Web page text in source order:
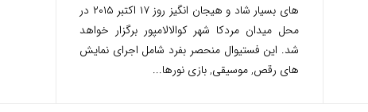
های بسیار شاد و هیجان انگیز روز ۱۷ اکتبر ۲۰۱۵ در
محل میدان مردکا شهر کوالالامپور برگزار خواهد
شد. این فستیوال منحصر بفرد شامل اجرای نمایش
های رقص, موسیقی, بازی نورها...